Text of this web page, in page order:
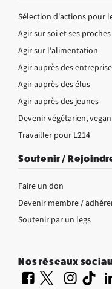
Sélection d'actions pour
Agir sur soi et ses proches
Agir sur l'alimentation
Agir auprès des
Agir auprès des élus
Agir auprès des jeunes
Devenir végétarien, vegan
Travailler pour L214
Soutenir /
Faire un don
Devenir membre /
Soutenir par un legs
Nos réseaux